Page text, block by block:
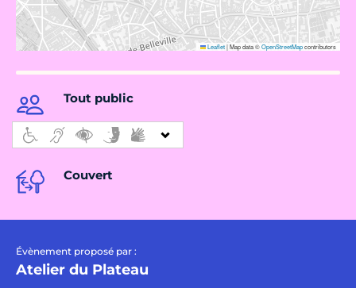
Leaflet|Map data ©OpenStreetMapcontributors
Tout public
Couvert
Évènement proposé par :
Atelier du Plateau